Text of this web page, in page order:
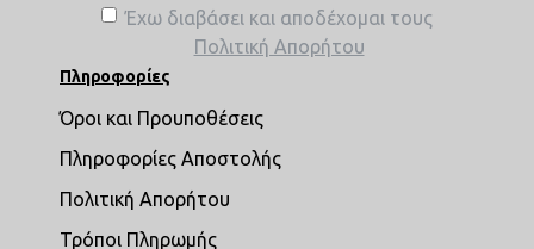
Έχω διαβάσει και αποδέχομαι τους
Πολιτική Απορήτου
Πληροφορίες
Όροι και Προυποθέσεις
Πληροφορίες Αποστολής
Πολιτική Απορήτου
Τρόποι Πληρωμής